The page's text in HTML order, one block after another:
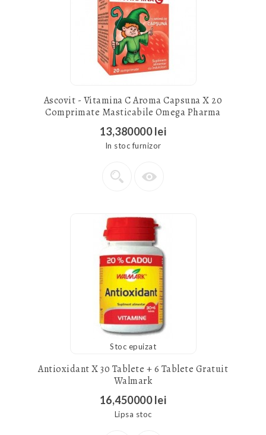
Ascovit - Vitamina C Aroma Capsuna X 20
Comprimate Masticabile Omega Pharma
13,380000 lei
In stoc furnizor
Stoc epuizat
Antioxidant X 30 Tablete + 6 Tablete Gratuit
Walmark
16,450000 lei
Lipsa stoc